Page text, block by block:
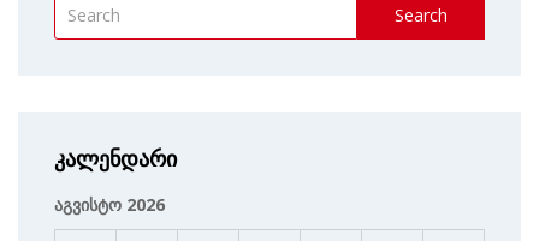
Search
კალენდარი
აგვისტო 2026